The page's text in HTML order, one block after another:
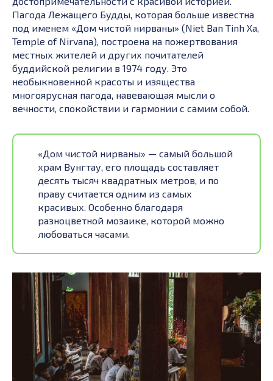
Пагода Лежащего Будды, которая больше известна
под именем «Дом чистой нирваны» (Niet Ban Tinh Xa,
Temple of Nirvana), построена на пожертвования
местных жителей и других почитателей
буддийской религии в 1974 году. Это
необыкновенной красоты и изящества
многоярусная пагода, навевающая мысли о
вечности, спокойствии и гармонии с самим собой.
«Дом чистой нирваны» — самый большой
храм Вунгтау, его площадь составляет
десять тысяч квадратных метров, и по
праву считается одним из самых
красивых. Особенно благодаря
разноцветной мозаике, которой можно
любоваться часами.